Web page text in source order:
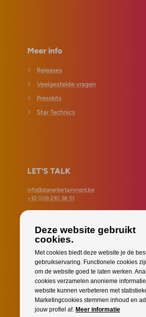
Meer info
Releases
Veelgestelde vragen
Presskits
Star Technics
LET'S TALK
info@starentertainment.be
+32 (0)9 230 38 51
Gilles Gobin •
+32 (0)472 302 296
Tot op de socials!
Deze website gebruikt
cookies.
Met cookies biedt deze website je de
gebruikservaring. Functionele cookies
om de website goed te laten werken.
cookies verzamelen anonieme
website kunnen verbeteren met
Marketingcookies stemmen inhoud en
jouw profiel af. Meer informatie